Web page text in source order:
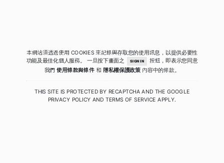
本網站須透過使用 COOKIES 來記錄與存取您的使用訊息，以提供必要性
功能及最佳化個人服務。 一旦按下畫面之 SIGN IN
按鈕，即表示您同意
我們使用條款與條件和 隱私權保護政策內容中的條款。
THIS SITE IS PROTECTED BY RECAPTCHA AND THE GOOGLE
PRIVACY POLICY ANDTERMS OF SERVICE APPLY.